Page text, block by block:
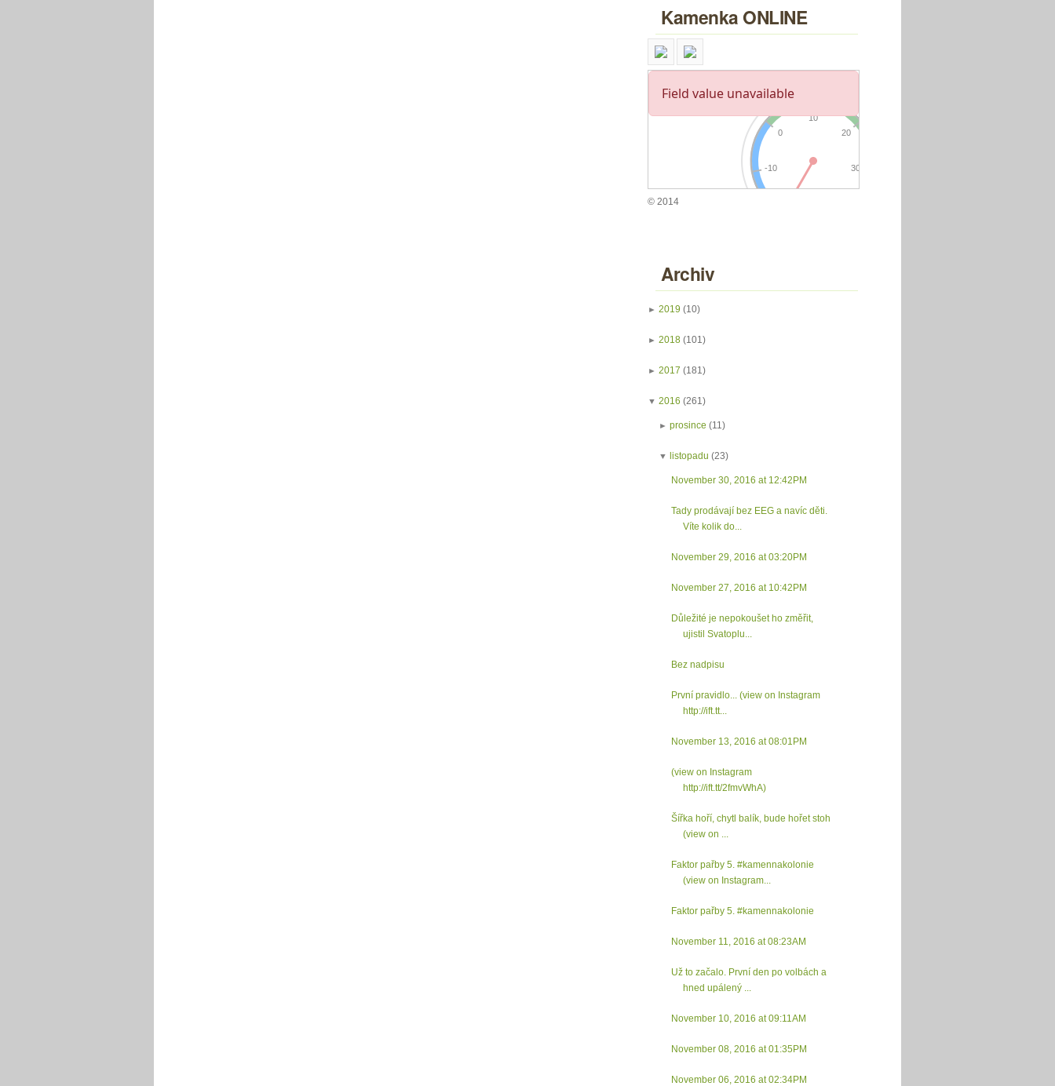
Kamenka ONLINE
© 2014
Archiv
► 2019 (10)
► 2018 (101)
► 2017 (181)
▼ 2016 (261)
►prosince (11)
▼listopadu (23)
November 30, 2016 at 12:42PM
Tady prodávají bez EEG a navíc děti.
Víte kolik do...
November 29, 2016 at 03:20PM
November 27, 2016 at 10:42PM
Důležité je nepokoušet ho změřit,
ujistil Svatoplu...
Bez nadpisu
První pravidlo... (view on Instagram
http://ift.tt...
November 13, 2016 at 08:01PM
(view on Instagram
http://ift.tt/2fmvWhA)
Šířka hoří, chytl balík, bude hořet stoh
(view on ...
Faktor pařby 5. #kamennakolonie
(view on Instagram...
Faktor pařby 5. #kamennakolonie
November 11, 2016 at 08:23AM
Už to začalo. První den po volbách a
hned upálený ...
November 10, 2016 at 09:11AM
November 08, 2016 at 01:35PM
November 06, 2016 at 02:34PM